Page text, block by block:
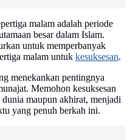
malam adalah periode
besar dalam Islam.
untuk memperbanyak
malam untuk kesuksesan.
menekankan pentingnya
Memohon kesuksesan
maupun akhirat, menjadi
yang penuh berkah ini.